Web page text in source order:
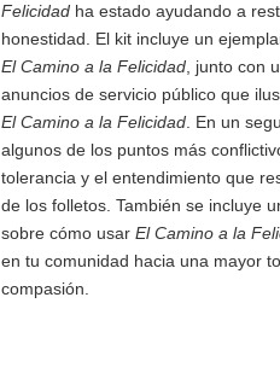
Felicidad ha estado ayudando a
honestidad. El kit incluye un
El Camino a la Felicidad , junto con
anuncios de servicio público que
El Camino a la Felicidad . En un
algunos de los puntos más
tolerancia y el entendimiento que
de los folletos. También se incluye
sobre cómo usar El Camino a la
en tu comunidad hacia una mayor
compasión.